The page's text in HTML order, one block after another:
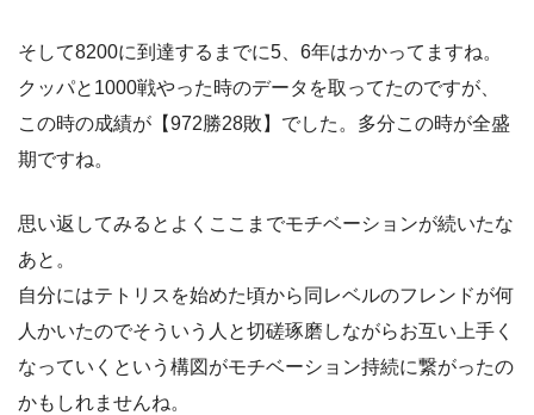
そして8200に到達するまでに5、6年はかかってますね。
クッパと1000戦やった時のデータを取ってたのですが、
この時の成績が【972勝28敗】でした。多分この時が全盛
期ですね。
思い返してみるとよくここまでモチベーションが続いたな
あと。
自分にはテトリスを始めた頃から同レベルのフレンドが何
人かいたのでそういう人と切磋琢磨しながらお互い上手く
なっていくという構図がモチベーション持続に繋がったの
かもしれませんね。